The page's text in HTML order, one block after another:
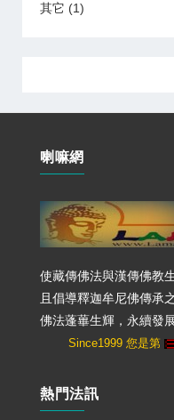
其它 (1)
喇嘛網
使藏傳佛法與漢傳佛教
且倡導釋迦牟尼佛傳承
佛法蓬蓽生輝，永續發展
Since1999 您是第
熱門法訊